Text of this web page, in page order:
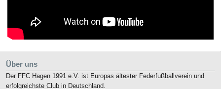
Über uns
Der FFC Hagen 1991 e.V. ist Europas ältester Federfußballverein und
erfolgreichste Club in Deutschland.